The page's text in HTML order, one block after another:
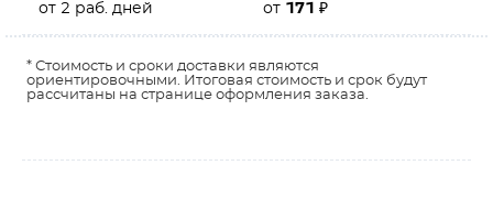
от 2 раб. дней от 171 ₽
* Стоимость и сроки доставки являются
ориентировочными. Итоговая стоимость и срок будут
рассчитаны на странице оформления заказа.